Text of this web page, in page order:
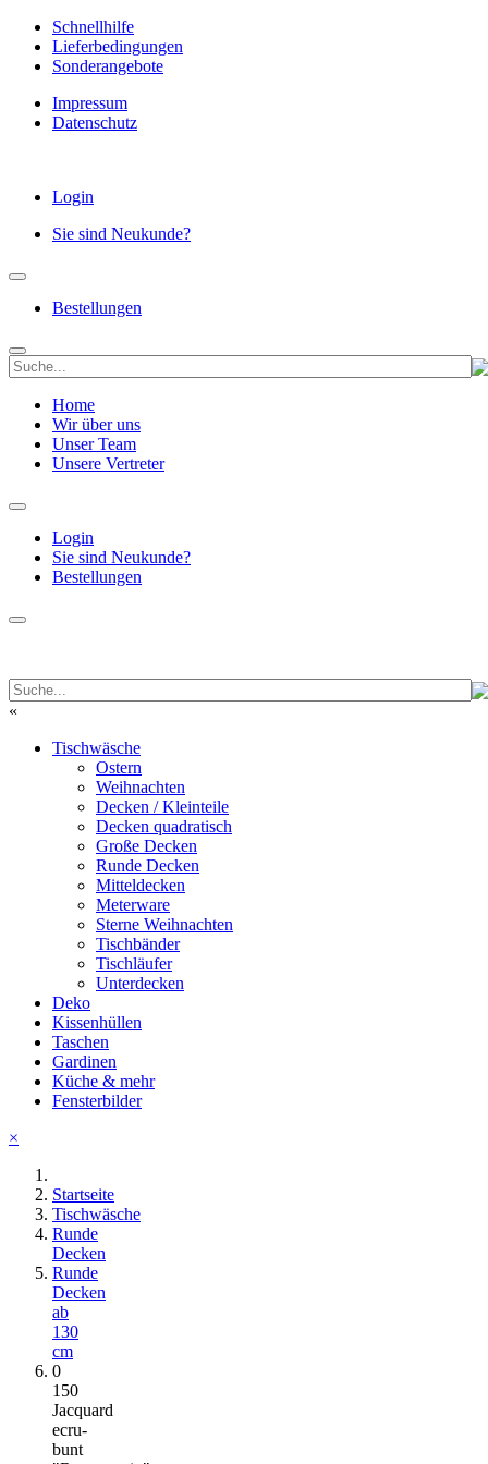
Schnellhilfe
Lieferbedingungen
Sonderangebote
Impressum
Datenschutz
Login
Sie sind Neukunde?
Bestellungen
Home
Wir über uns
Unser Team
Unsere Vertreter
Login
Sie sind Neukunde?
Bestellungen
«
Tischwäsche
Ostern
Weihnachten
Decken / Kleinteile
Decken quadratisch
Große Decken
Runde Decken
Mitteldecken
Meterware
Sterne Weihnachten
Tischbänder
Tischläufer
Unterdecken
Deko
Kissenhüllen
Taschen
Gardinen
Küche & mehr
Fensterbilder
×
Startseite
Tischwäsche
Runde
Decken
Runde
Decken
ab
130
cm
0
150
Jacquard
ecru-
bunt